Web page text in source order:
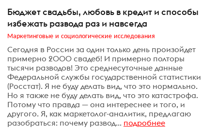
Бюджет свадьбы, любовь в кредит и способы
избежать развода раз и навсегда
Маркетинговые и социологические исследования
Сегодня в России за один только день произойдет
примерно 2000 свадеб! И примерно полторы
тысячи разводов! Это среднесуточные данные
Федеральной службы государственной статистики
(Росстат). Я не буду делать вид, что это нормально.
Но я также не буду делать вид, что это катастрофа.
Потому что правда — она интереснее и того, и
другого. Я, как маркетолог-аналитик, предлагаю
разобраться: почему развод... подробнее